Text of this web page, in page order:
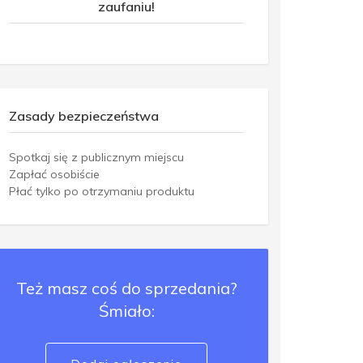
zaufaniu!
Zasady bezpieczeństwa
Spotkaj się z publicznym miejscu
Zapłać osobiście
Płać tylko po otrzymaniu produktu
Też masz coś do sprzedania?
Śmiało: